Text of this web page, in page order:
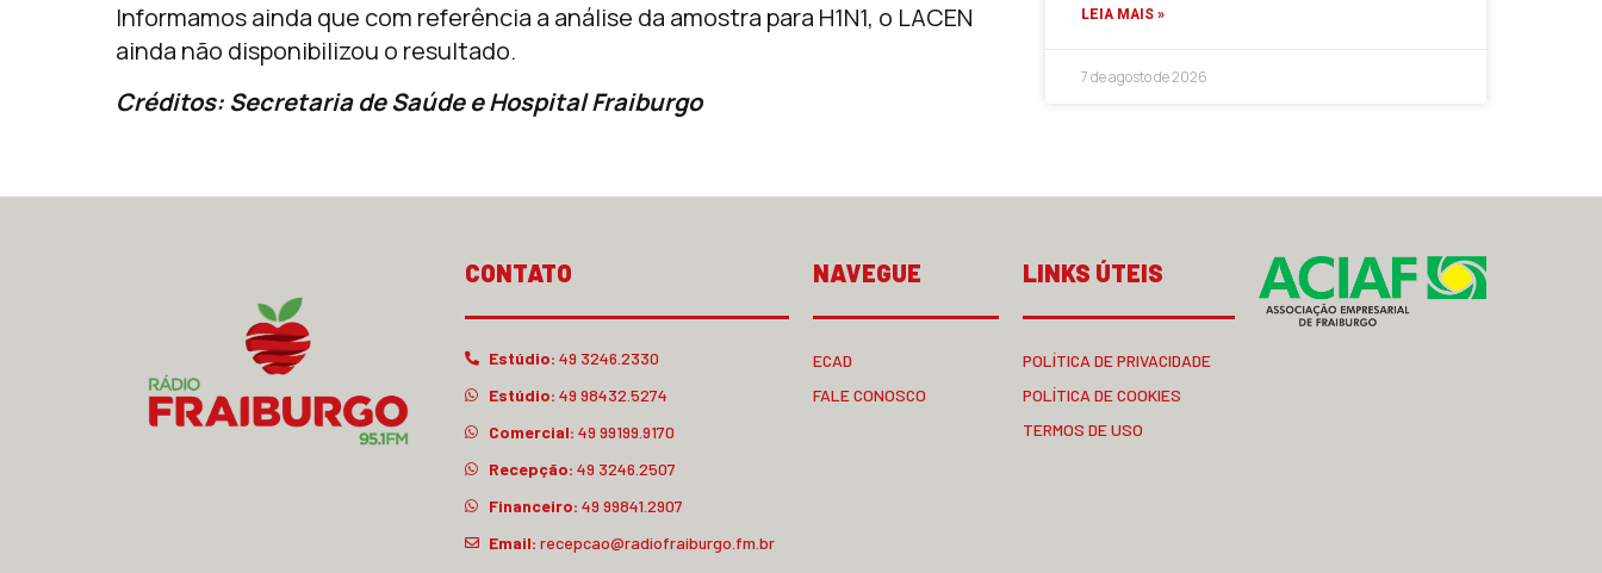
Informamos ainda que com referência a análise da amostra para H1N1, o LACEN
ainda não disponibilizou o resultado.
Créditos: Secretaria de Saúde e Hospital Fraiburgo
LEIA MAIS »
7 de agosto de 2026
CONTATO
Estúdio: 49 3246.2330
Estúdio: 49 98432.5274
Comercial: 49 99199.9170
Recepção: 49 3246.2507
Financeiro: 49 99841.2907
Email: recepcao@radiofraiburgo.fm.br
NAVEGUE
ECAD
FALE CONOSCO
LINKS ÚTEIS
POLÍTICA DE PRIVACIDADE
POLÍTICA DE COOKIES
TERMOS DE USO